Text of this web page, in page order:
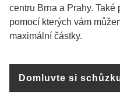
centru Brna a Prahy.
pomocí kterých vám
maximální částky.
Domluvte si